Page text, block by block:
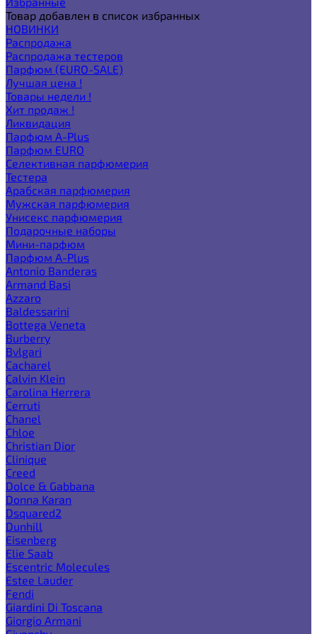
Товар добавлен в список избранных
НОВИНКИ
Распродажа
Распродажа тестеров
Парфюм (EURO-SALE)
Лучшая цена !
Товары недели !
Хит продаж !
Ликвидация
Парфюм A-Plus
Парфюм EURO
Селективная парфюмерия
Тестера
Арабская парфюмерия
Мужская парфюмерия
Унисекс парфюмерия
Подарочные наборы
Мини-парфюм
Парфюм A-Plus
Antonio Banderas
Armand Basi
Azzaro
Baldessarini
Bottega Veneta
Burberry
Bvlgari
Cacharel
Calvin Klein
Carolina Herrera
Cerruti
Chanel
Chloe
Christian Dior
Clinique
Creed
Dolce & Gabbana
Donna Karan
Dsquared2
Dunhill
Eisenberg
Elie Saab
Escentric Molecules
Estee Lauder
Fendi
Giardini Di Toscana
Giorgio Armani